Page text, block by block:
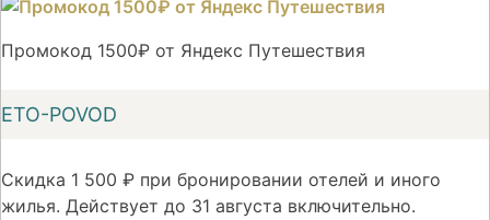
Промокод 1500₽ от Яндекс Путешествия
ETO-POVOD
Скидка 1 500 ₽ при бронировании отелей и иного
жилья. Действует до 31 августа включительно.